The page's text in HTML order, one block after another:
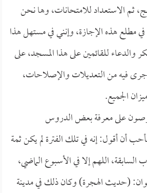
ثم الاستعداد للامتحانات، وها نحن
مطلع هذه الإجازة، وإنني في مستهل هذا
والدعاء للقائمين على هذا المسجد، على
فيه من التعديلات والإصلاحات،
الجميع.
على معرفة بعض الدروس
أن أقول: إنه في تلك الفترة لم يكن ثمة
اللهم إلا في الأسبوع الماضي،
(حديث الهجرة) وكان ذلك في مدينة